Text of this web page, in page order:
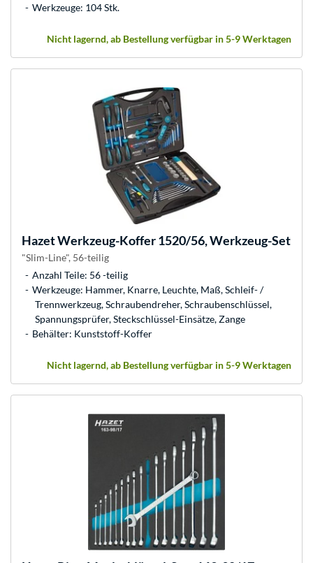
Werkzeuge: 104 Stk.
Nicht lagernd, ab Bestellung verfügbar in 5-9 Werktagen
HazetWerkzeug-Koffer 1520/56, Werkzeug-Set
"Slim-Line", 56-teilig
Anzahl Teile: 56 -teilig
Werkzeuge: Hammer, Knarre, Leuchte, Maß, Schleif- /
Trennwerkzeug, Schraubendreher, Schraubenschlüssel,
Spannungsprüfer, Steckschlüssel-Einsätze, Zange
Behälter: Kunststoff-Koffer
Nicht lagernd, ab Bestellung verfügbar in 5-9 Werktagen